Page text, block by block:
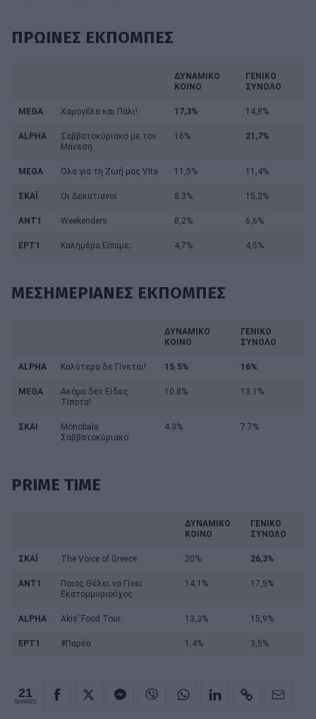
ΠΡΩΙΝΕΣ ΕΚΠΟΜΠΕΣ
ΔΥΝΑΜΙΚΟ
ΚΟΙΝΟ
ΓΕΝΙΚΟ
ΣΥΝΟΛΟ
MEGA Χαμογέλα και Πάλι! 17,3% 14,8%
ALPHA
Σαββατοκύριακο με τον
Μάνεση
16% 21,7%
MEGA Όλα για τη Ζωή μας Vita 11,5% 11,4%
ΣΚΑΪ Οι Δεκατιανοί 8.3% 15,2%
ΑΝΤ1 Weekenders 8,2% 6,6%
ΕΡΤ1 Καλημέρα Είπαμε; 4,7% 4,5%
ΜΕΣΗΜΕΡΙΑΝΕΣ ΕΚΠΟΜΠΕΣ
ΔΥΝΑΜΙΚΟ
ΚΟΙΝΟ
ΓΕΝΙΚΟ
ΣΥΝΟΛΟ
ALPHA Καλύτερα δε Γίνεται! 15.5% 16%
MEGA
Ακόμα δεν Είδες
Τίποτα!
10.8% 13.1%
ΣΚΑΙ
Monobala
Σαββατοκύριακο
4.3% 7.7%
PRIME TIME
ΔΥΝΑΜΙΚΟ
ΚΟΙΝΟ
ΓΕΝΙΚΟ
ΣΥΝΟΛΟ
ΣΚΑΪ The Voice of Greece 20% 26,3%
ΑΝΤ1
Ποιος Θέλει να Γίνει
Εκατομμυριούχος
14,1% 17,5%
ALPHA Akis’ Food Tour 13,3% 15,9%
ΕΡΤ1 #Παρέα 1,4% 3,5%
21
SHARES